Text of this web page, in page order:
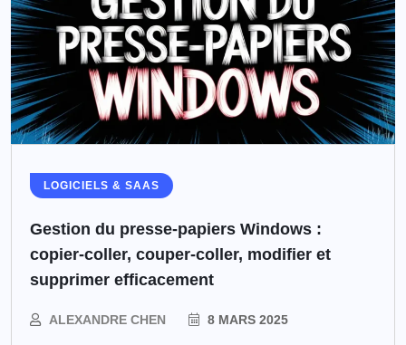
LOGICIELS & SAAS
Gestion du presse-papiers Windows :
copier-coller, couper-coller, modifier et
supprimer efficacement
ALEXANDRE CHEN 8 MARS 2025